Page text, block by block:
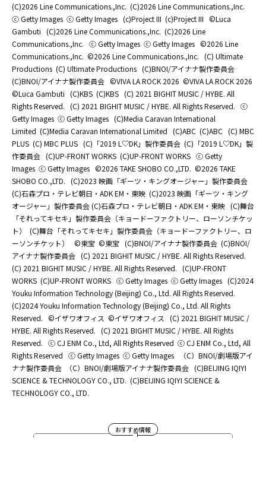
(C)2026 Line Communications.,Inc. (C)2026 Line Communications.,Inc.
ⓒ Getty Images ⓒ Getty Images (c)Project III (c)Project III ©Luca
Gambuti (C)2026 Line Communications.,Inc. (C)2026 Line
Communications.,Inc. ⓒ Getty Images ⓒ Getty Images ©2026 Line
Communications.,Inc. ©2026 Line Communications.,Inc. (C) Ultimate
Productions (C) Ultimate Productions (C)BNOI/アイナナ製作委員会
(C)BNOI/アイナナ製作委員会 ©️VIVA LA ROCK 2026 ©️VIVA LA ROCK 2026
©Luca Gambuti (C)KBS (C)KBS (C) 2021 BIGHIT MUSIC / HYBE. All
Rights Reserved. (C) 2021 BIGHIT MUSIC / HYBE. All Rights Reserved. ⓒ
Getty Images ⓒ Getty Images (C)Media Caravan International
Limited (C)Media Caravan International Limited (C)ABC (C)ABC (C) MBC
PLUS (C) MBC PLUS (C)「2019 L♡DK」製作委員会 (C)「2019 L♡DK」製
作委員会 (C)UP-FRONT WORKS (C)UP-FRONT WORKS ⓒ Getty
Images ⓒ Getty Images ©2026 TAKE SHOBO CO.,LTD. ©2026 TAKE
SHOBO CO.,LTD. (C)2023 映画「ギーツ・キングオージャー」製作委員会
(C)石森プロ・テレビ朝日・ADK EM・東映 (C)2023 映画「ギーツ・キング
オージャー」製作委員会 (C)石森プロ・テレビ朝日・ADK EM・東映 (C)舞台
「それってキセキ」製作委員会（キョードーファクトリー、ローソンチケッ
ト）
(C)舞台「それってキセキ」製作委員会（キョードーファクトリー、ロ
ーソンチケット）
©東宝 ©東宝 (C)BNOI/アイナナ製作委員会 (C)BNOI/
アイナナ製作委員会 (C) 2021 BIGHIT MUSIC / HYBE. All Rights Reserved.
(C) 2021 BIGHIT MUSIC / HYBE. All Rights Reserved. (C)UP-FRONT
WORKS (C)UP-FRONT WORKS ⓒ Getty Images ⓒ Getty Images (C)2024
Youku Information Technology (Beijing) Co., Ltd. All Rights Reserved.
(C)2024 Youku Information Technology (Beijing) Co., Ltd. All Rights
Reserved. ©イザワオフィス ©イザワオフィス
(C) 2021 BIGHIT MUSIC /
HYBE. All Rights Reserved. (C) 2021 BIGHIT MUSIC / HYBE. All Rights
Reserved. ⓒ CJ ENM Co., Ltd, All Rights Reserved ⓒ CJ ENM Co., Ltd, All
Rights Reserved ⓒ Getty Images ⓒ Getty Images
（C）BNOI/劇場版アイ
ナナ製作委員会
（C）BNOI/劇場版アイナナ製作委員会 (C)BEIJING IQIYI
SCIENCE & TECHNOLOGY CO., LTD. (C)BEIJING IQIYI SCIENCE &
TECHNOLOGY CO., LTD.
おすすめ情報